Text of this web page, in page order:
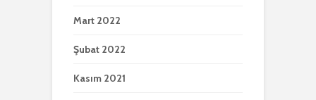
Mart 2022
Şubat 2022
Kasım 2021